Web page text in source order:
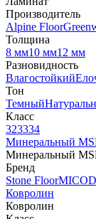
Производитель
Alpine Floor
Толщина
8 мм10 мм12 мм
Разновидность
Влагостойкий
Тон
Темный
Класс
323334
Минеральный
Минеральный
Бренд
Stone Floor
Ковролин
Ковролин